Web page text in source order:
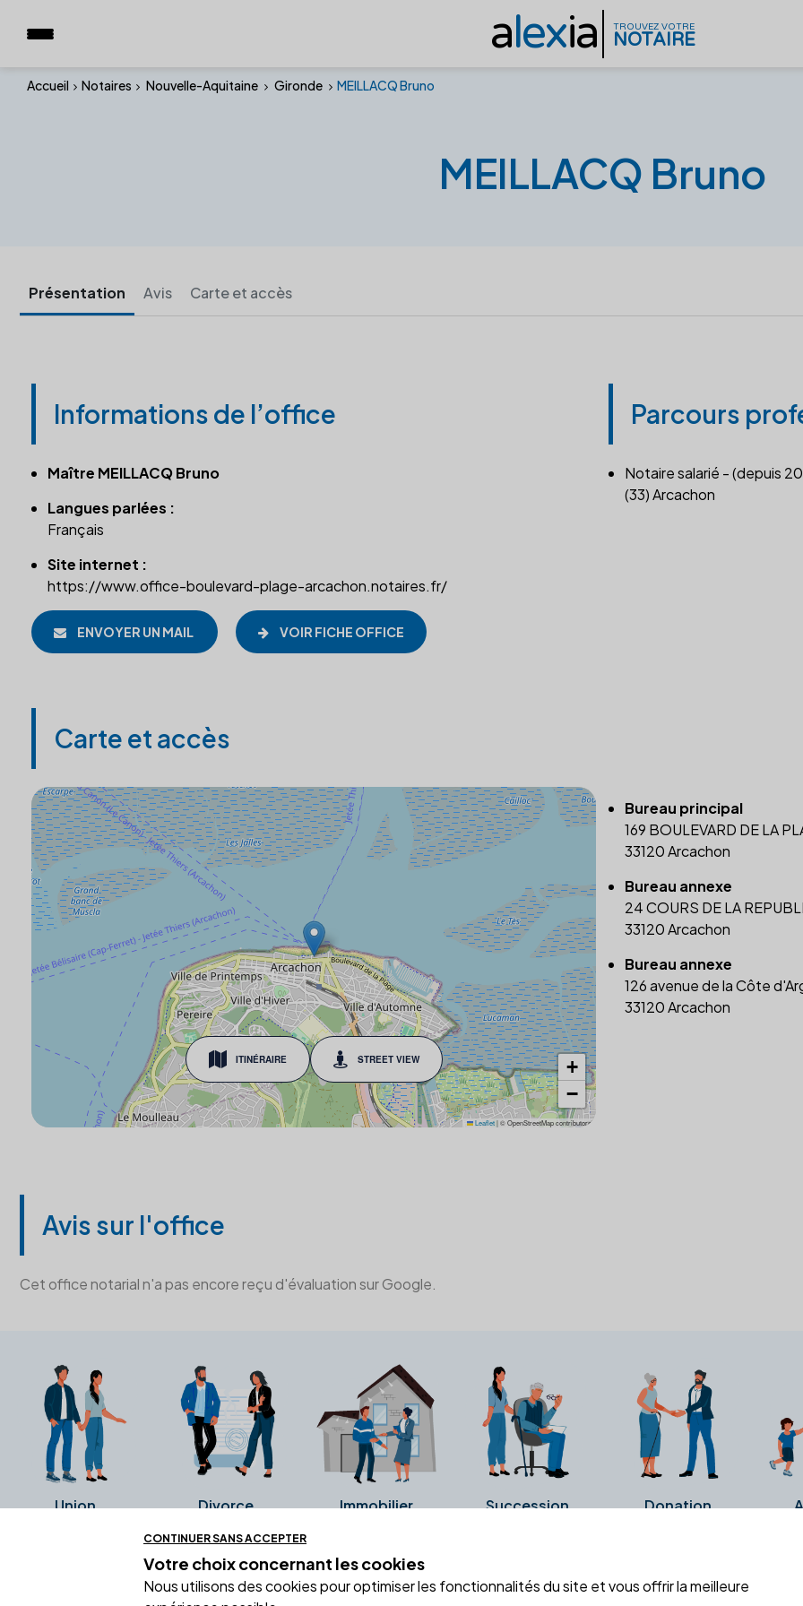
alexia TROUVEZ VOTRE
NOTAIRE
Accueil Notaires Nouvelle-Aquitaine Gironde MEILLACQ Bruno
MEILLACQ Bruno
Présentation Avis Carte et accès
Informations de l’office
Maître MEILLACQ Bruno
Langues parlées :
Français
Site internet :
https://www.office-boulevard-plage-arcachon.notaires.fr/
ENVOYER UN MAIL VOIR FICHE OFFICE
Parcours
Notaire salarié - (depuis
(33) Arcachon
Carte et accès
ITINÉRAIRE STREET VIEW
+
−
Leaflet |© OpenStreetMap contributors
Bureau principal
169 BOULEVARD DE LA
33120 Arcachon
Bureau annexe
24 COURS DE LA
33120 Arcachon
Bureau annexe
126 avenue de la Côte
33120 Arcachon
Avis sur l'office
Cet office notarial n'a pas encore reçu d'évaluation sur Google.
Union Divorce Immobilier Succession Donation
Ces avis proviennent directement de la fiche Google Business de l'office notarial. Ils n'ont ni
CONTINUER SANS ACCEPTER
Votre choix concernant les cookies
Nous utilisons des cookies pour optimiser les fonctionnalités du site et vous offrir la meilleure